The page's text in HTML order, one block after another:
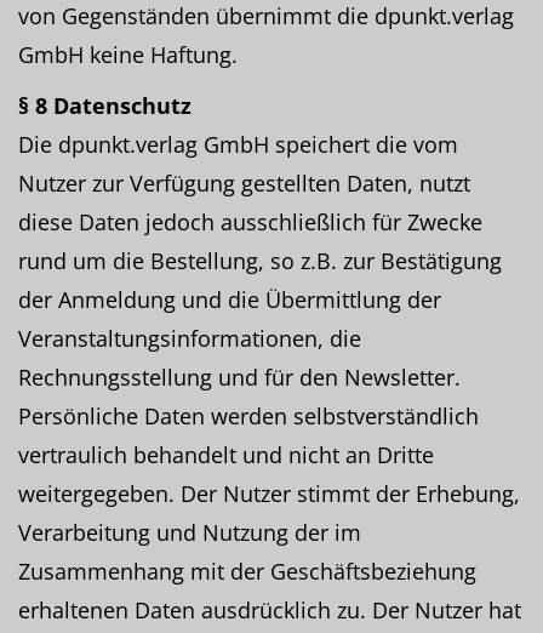
von Gegenständen übernimmt die dpunkt.verlag
GmbH keine Haftung.
§ 8 Datenschutz
Die dpunkt.verlag GmbH speichert die vom
Nutzer zur Verfügung gestellten Daten, nutzt
diese Daten jedoch ausschließlich für Zwecke
rund um die Bestellung, so z.B. zur Bestätigung
der Anmeldung und die Übermittlung der
Veranstaltungsinformationen, die
Rechnungsstellung und für den Newsletter.
Persönliche Daten werden selbstverständlich
vertraulich behandelt und nicht an Dritte
weitergegeben. Der Nutzer stimmt der Erhebung,
Verarbeitung und Nutzung der im
Zusammenhang mit der Geschäftsbeziehung
erhaltenen Daten ausdrücklich zu. Der Nutzer hat